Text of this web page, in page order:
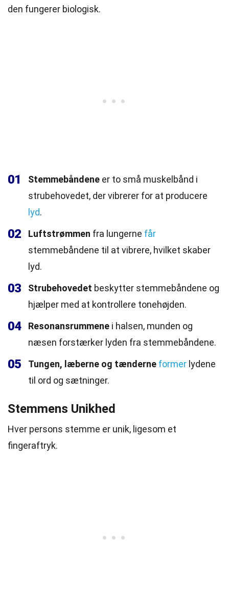
den fungerer biologisk.
01 Stemmebåndene er to små muskelbånd i
strubehovedet, der vibrerer for at producere
lyd.
02 Luftstrømmen fra lungerne får
stemmebåndene til at vibrere, hvilket skaber
lyd.
03 Strubehovedet beskytter stemmebåndene og
hjælper med at kontrollere tonehøjden.
04 Resonansrummene i halsen, munden og
næsen forstærker lyden fra stemmebåndene.
05 Tungen, læberne og tænderne former lydene
til ord og sætninger.
Stemmens Unikhed
Hver persons stemme er unik, ligesom et
fingeraftryk.